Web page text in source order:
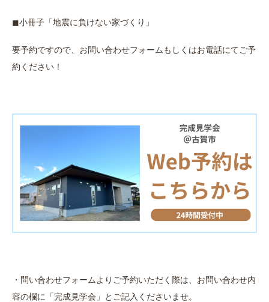
◼︎小冊子「地震に負けない家づくり」
要予約ですので、お問い合わせフォームもしくはお電話にてご予
約ください！
・問い合わせフォームよりご予約いただく際は、お問い合わせ内
容の欄に「完成見学会」とご記入くださいませ。